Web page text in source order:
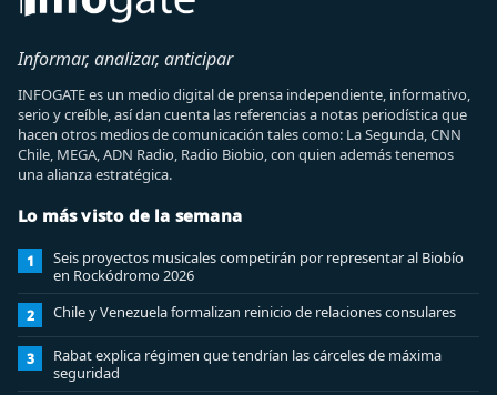
Informar, analizar, anticipar
INFOGATE es un medio digital de prensa independiente, informativo,
serio y creíble, así dan cuenta las referencias a notas periodística que
hacen otros medios de comunicación tales como: La Segunda, CNN
Chile, MEGA, ADN Radio, Radio Biobio, con quien además tenemos
una alianza estratégica.
Lo más visto de la semana
1
Seis proyectos musicales competirán por representar al Biobío
en Rockódromo 2026
2 Chile y Venezuela formalizan reinicio de relaciones consulares
3
Rabat explica régimen que tendrían las cárceles de máxima
seguridad